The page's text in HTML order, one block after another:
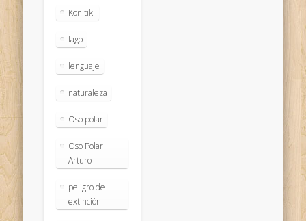
Kon tiki
lago
lenguaje
naturaleza
Oso polar
Oso Polar
Arturo
peligro de
extinción